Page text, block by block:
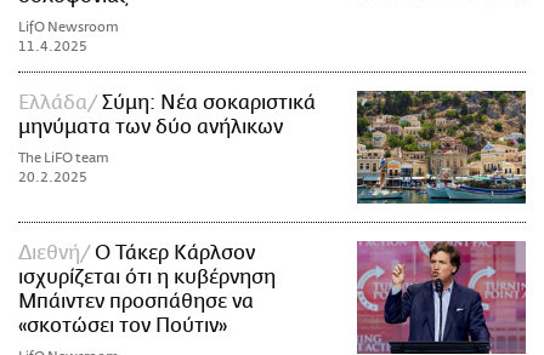
LifO Newsroom
11.4.2025
Ελλάδα
Σύμη: Νέα σοκαριστικά
μηνύματα των δύο ανήλικων
The LiFO team
20.2.2025
Διεθνή
Ο Τάκερ Κάρλσον
ισχυρίζεται ότι η κυβέρνηση
Μπάιντεν προσπάθησε να
«σκοτώσει τον Πούτιν»